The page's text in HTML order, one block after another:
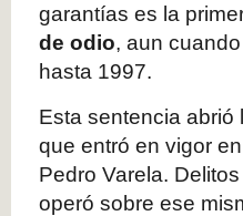
garantías es la
de odio, aun
hasta 1997.
Esta sentencia abrió
que entró en vigor
Pedro Varela.
operó sobre ese